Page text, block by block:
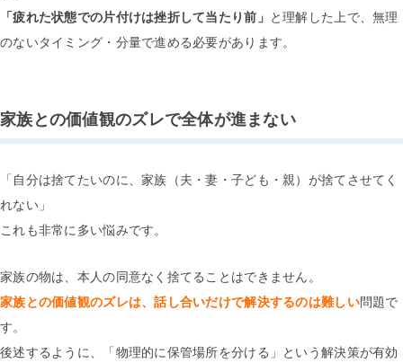
「疲れた状態での片付けは挫折して当たり前」 と理解した上で、無理
のないタイミング・分量で進める必要があります。
家族との価値観のズレで全体が進まない
「自分は捨てたいのに、家族（夫・妻・子ども・親）が捨てさせてく
れない」
これも非常に多い悩みです。
家族の物は、本人の同意なく捨てることはできません。
家族との価値観のズレは、話し合いだけで解決するのは難しい問題で
す。
後述するように、「物理的に保管場所を分ける」という解決策が有効